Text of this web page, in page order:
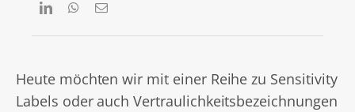
Heute möchten wir mit einer Reihe zu Sensitivity
Labels oder auch Vertraulichkeitsbezeichnungen